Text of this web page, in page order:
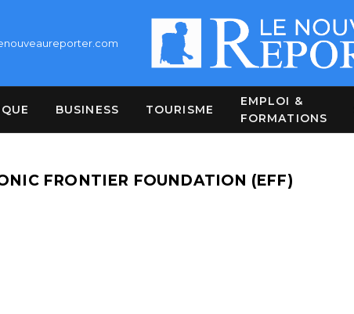
BUSINESS TOURISME
EMPLOI &
FORMATIONS
FRONTIER FOUNDATION (EFF)